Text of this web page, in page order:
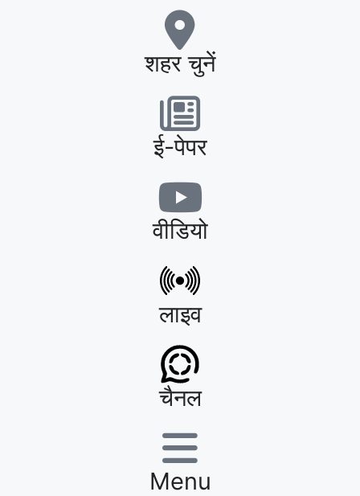
शहर चुनें
ई-पेपर
वीडियो
लाइव
चैनल
Menu